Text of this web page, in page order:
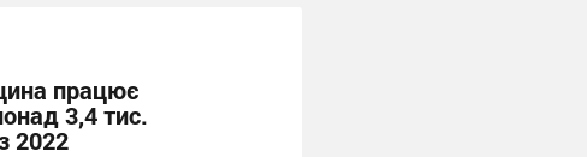
працює
3,4 тис.
2022